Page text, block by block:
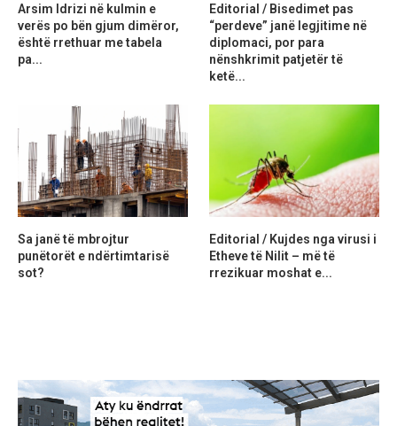
Arsim Idrizi në kulmin e
verës po bën gjum dimëror,
është rrethuar me tabela
pa...
Editorial / Bisedimet pas
“perdeve” janë legjitime në
diplomaci, por para
nënshkrimit patjetër të
ketë...
Sa janë të mbrojtur
punëtorët e ndërtimtarisë
sot?
Editorial / Kujdes nga virusi i
Etheve të Nilit – më të
rrezikuar moshat e...